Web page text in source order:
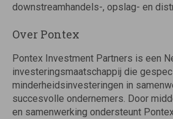
downstreamhandels-, opslag- en
Over Pontex
Pontex Investment Partners is een
investeringsmaatschappij die
minderheidsinvesteringen in
succesvolle ondernemers. Door
en samenwerking ondersteunt